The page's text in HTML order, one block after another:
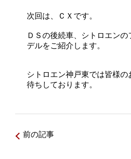
次回は、ＣＸです。
ＤＳの後続車、シトロエン
デルをご紹介します。
シトロエン神戸東では皆様
待ちしております。
前の記事